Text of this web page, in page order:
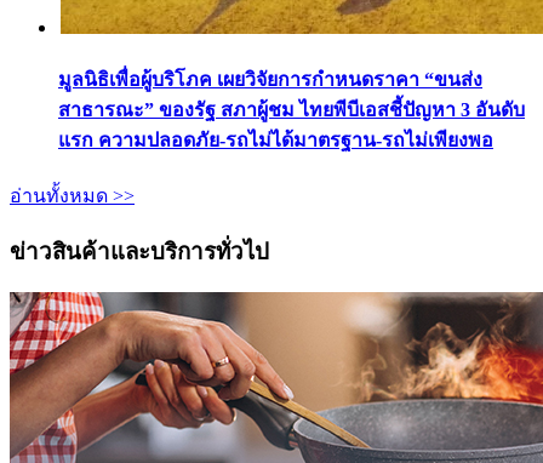
มูลนิธิเพื่อผู้บริโภค เผยวิจัยการกำหนดราคา “ขนส่ง
สาธารณะ” ของรัฐ สภาผู้ชม ไทยพีบีเอสชี้ปัญหา 3 อันดับ
แรก ความปลอดภัย-รถไม่ได้มาตรฐาน-รถไม่เพียงพอ
อ่านทั้งหมด >>
ข่าวสินค้าและบริการทั่วไป